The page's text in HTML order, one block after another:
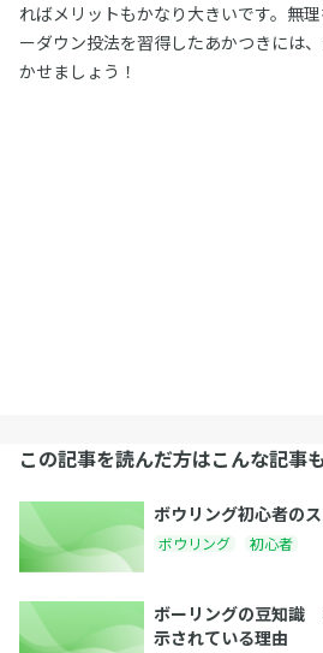
ればメリットもかなり大きいです。無
ーダウン投法を習得したあかつきには
かせましょう！
この記事を読んだ方はこんな記事
ボウリング初心者の
ボウリング 初心者
ボーリングの豆知識
示されている理由